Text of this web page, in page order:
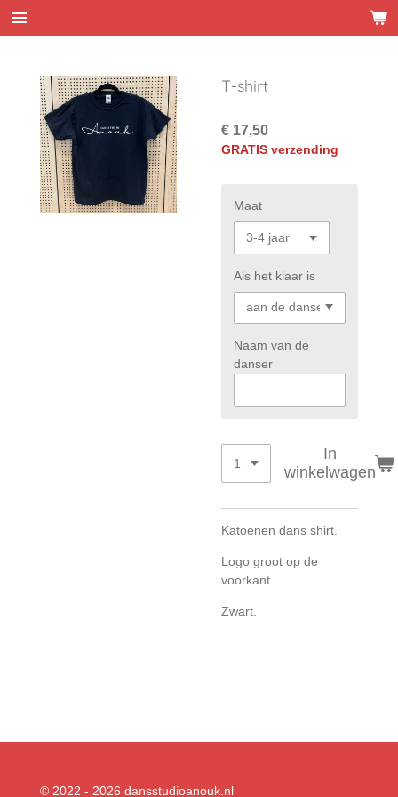
Ga
direct
hoofdinhoud
T-shirt
€ 17,50
GRATIS verzending
Maat
Als het klaar is
Naam van de
danser
In
winkelwagen
Katoenen dans shirt.
Logo groot op de
voorkant.
Zwart.
© 2022 - 2026 dansstudioanouk.nl